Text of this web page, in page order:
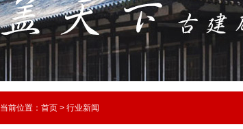
当前位置：首页 > 行业新闻